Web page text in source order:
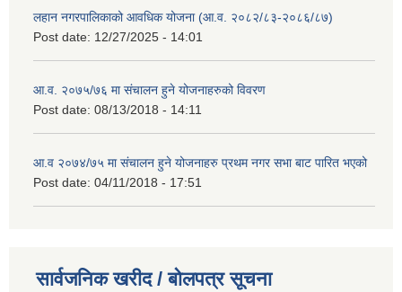
लहान नगरपालिकाको आवधिक योजना (आ.व. २०८२/८३-२०८६/८७)
Post date: 12/27/2025 - 14:01
आ.व. २०७५/७६ मा संचालन हुने योजनाहरुको विवरण
Post date: 08/13/2018 - 14:11
आ.व २०७४/७५ मा संचालन हुने योजनाहरु प्रथम नगर सभा बाट पारित भएको
Post date: 04/11/2018 - 17:51
सार्वजनिक खरीद / बोलपत्र सूचना